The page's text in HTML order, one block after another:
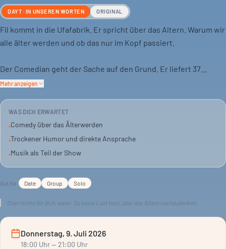
DAYT · IN UNSEREN WORTEN ORIGINAL
Fil kommt in die Ufafabrik. Er spricht über das Altern. Warum wir
alle älter werden und ob das nur im Kopf passiert.
Der Comedian geht der Sache auf den Grund. Er liefert 37
Lektionen, die zeigen: Altern ist eine Tatsache. Du bist auch alt,
Aber es gibt Trost. Fil hat eine komplizierte Lösung parat. Dazu
gibt es auch Lieder. Eine Show für alle, die sich mit dem
Mehr anzeigen
WAS DICH ERWARTET
•Comedy über das Älterwerden
•Trockener Humor und direkte Ansprache
•Musik als Teil der Show
Gut für Date Group Solo
Eher nichts für dich, wenn: Du keine Lust hast, über das Altern nachzudenken.
Donnerstag, 9. Juli 2026
18:00 Uhr— 21:00 Uhr